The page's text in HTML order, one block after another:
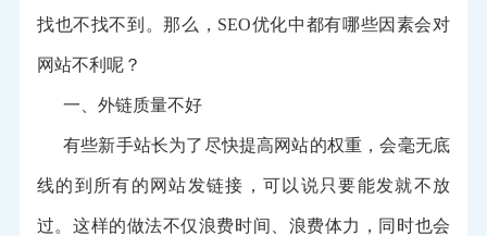
找也不找不到。那么，SEO优化中都有哪些因素会对
网站不利呢？
一、外链质量不好
有些新手站长为了尽快提高网站的权重，会毫无底
线的到所有的网站发链接，可以说只要能发就不放
过。这样的做法不仅浪费时间、浪费体力，同时也会